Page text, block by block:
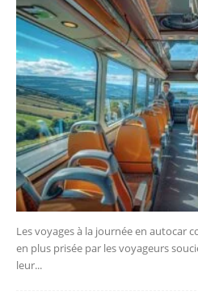
Les voyages à la journée en autocar
en plus prisée par les voyageurs
leur...